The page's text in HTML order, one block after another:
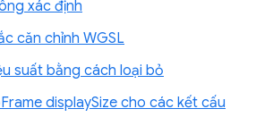
xác định
căn chỉnh WGSL
suất bằng cách loại bỏ
displaySize cho các kết cấu